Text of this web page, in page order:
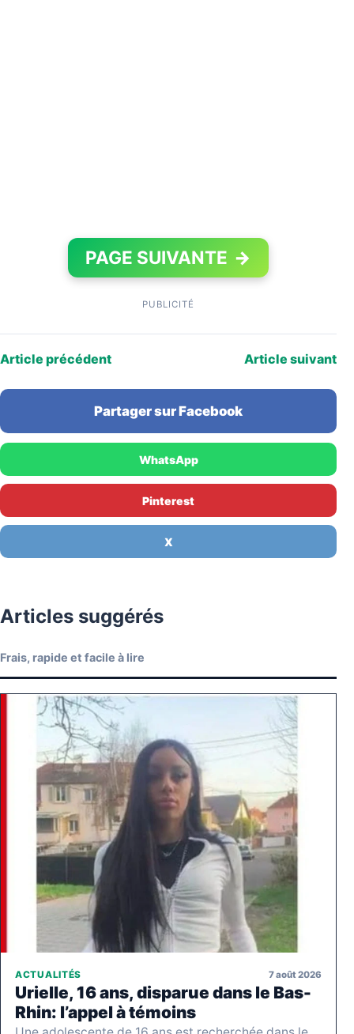
PAGE SUIVANTE →
PUBLICITÉ
Article précédent Article suivant
Partager sur Facebook
WhatsApp
Pinterest
X
Articles suggérés
Frais, rapide et facile à lire
ACTUALITÉS 7 août 2026
Urielle, 16 ans, disparue dans le Bas-
Rhin: l’appel à témoins